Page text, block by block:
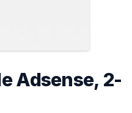
Adsense, 2-